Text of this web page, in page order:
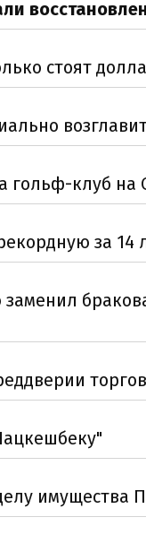
стоят
клуб на
за
заменил
имущества